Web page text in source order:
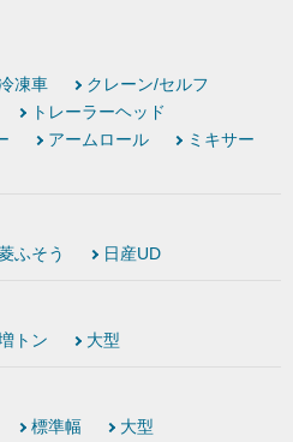
凍車
クレーン/セルフ
トレーラーヘッド
アームロール
ミキサー
ふそう 日産UD
トン 大型
標準幅 大型